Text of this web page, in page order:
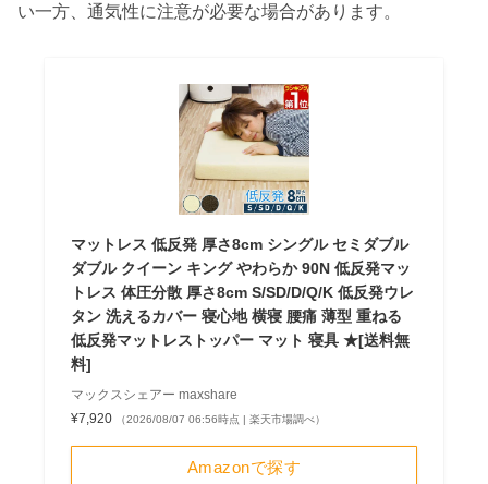
い一方、通気性に注意が必要な場合があります。
マットレス 低反発 厚さ8cm シングル セミダブル
ダブル クイーン キング やわらか 90N 低反発マッ
トレス 体圧分散 厚さ8cm S/SD/D/Q/K 低反発ウレ
タン 洗えるカバー 寝心地 横寝 腰痛 薄型 重ねる
低反発マットレストッパー マット 寝具 ★[送料無
料]
マックスシェアー maxshare
¥7,920
（2026/08/07 06:56時点 | 楽天市場調べ）
Amazonで探す